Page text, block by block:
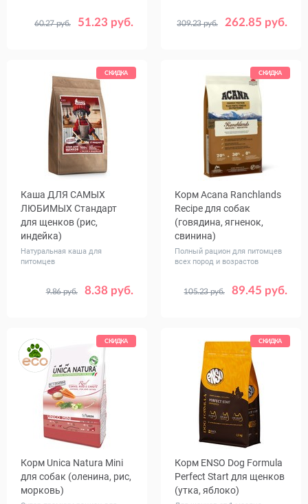
51.23 руб.
60.27 руб.
Вес, кг 0.5 1.5 7
262.85 руб.
309.23 руб.
Вес, кг 2 12
СКИДКА
Каша ДЛЯ САМЫХ
ЛЮБИМЫХ Стандарт
для щенков (рис,
индейка)
Натуральная каша для
питомцев
8.38 руб.
9.86 руб.
Вес, кг 1 5
СКИДКА
Корм Acana Ranchlands
Recipe для собак
(говядина, ягненок,
свинина)
Полный рацион для питомцев
всех пород и возрастов
89.45 руб.
105.23 руб.
Вес, кг 2 11.4
СКИДКА
Корм Unica Natura Mini
для собак (оленина, рис,
морковь)
СКИДКА
Корм ENSO Dog Formula
Perfect Start для щенков
(утка, яблоко)